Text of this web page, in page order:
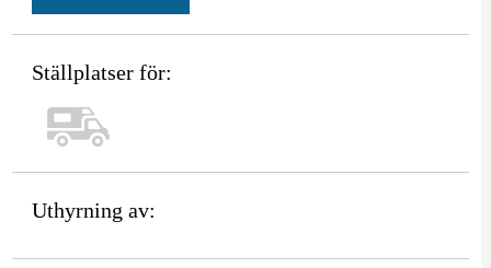
Ställplatser för:
Uthyrning av: